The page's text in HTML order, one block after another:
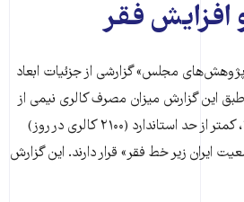
افزایش فقر
مجلس» گزارشی از جزئیات ابعاد
منتشر کرد. طبق این گزارش میزان مصرف کالری نیمی از
جمعیت ایرانی‌ها در سال۱۴۰۱، کمتر از حد استاندارد (۲۱۰۰ کالری در روز)
درصد از جمعیت ایران‌ زیر خط فقر» قرار دارند. این گزارش